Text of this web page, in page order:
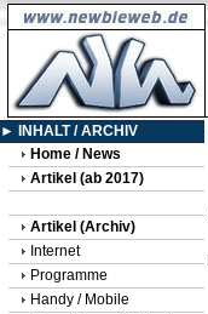
► INHALT / ARCHIV
Home / News
Artikel (ab 2017)
Artikel (Archiv)
Internet
Programme
Handy / Mobile